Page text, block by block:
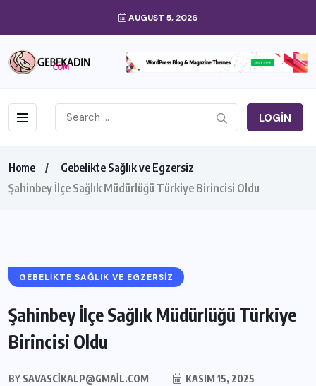
AUGUST 5, 2026
LOGIN
Home
Gebelikte Sağlık ve Egzersiz
Şahinbey İlçe Sağlık Müdürlüğü Türkiye Birincisi Oldu
GEBELIKTE SAĞLIK VE EGZERSIZ
Şahinbey İlçe Sağlık Müdürlüğü Türkiye
Birincisi Oldu
BY SAVASCIKALP@GMAIL.COM
KASIM 15, 2025